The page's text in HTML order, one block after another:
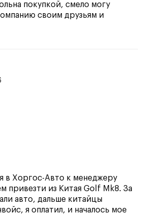
покупкой, смело могу
своим друзьям и
в Хоргос-Авто к менеджеру
привезти из Китая Golf Mk8. За
авто, дальше китайцы
я оплатил, и началось мое